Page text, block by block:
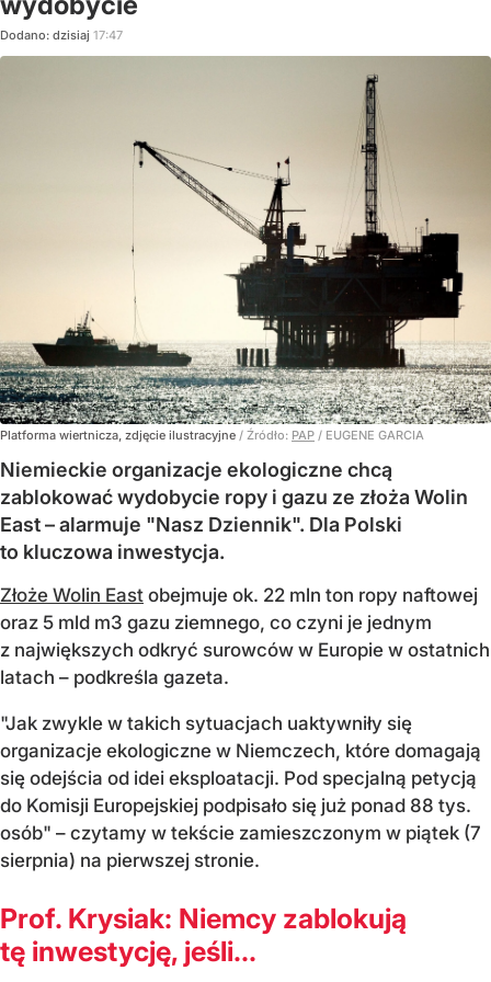
Dodano: dzisiaj 17:47
Platforma wiertnicza, zdjęcie ilustracyjne / Źródło: PAP / EUGENE GARCIA
Niemieckie organizacje ekologiczne chcą
zablokować wydobycie ropy i gazu ze złoża Wolin
East – alarmuje "Nasz Dziennik". Dla Polski
to kluczowa inwestycja.
Złoże Wolin East obejmuje ok. 22 mln ton ropy naftowej
oraz 5 mld m3 gazu ziemnego, co czyni je jednym
z największych odkryć surowców w Europie w ostatnich
latach – podkreśla gazeta.
"Jak zwykle w takich sytuacjach uaktywniły się
organizacje ekologiczne w Niemczech, które domagają
się odejścia od idei eksploatacji. Pod specjalną petycją
do Komisji Europejskiej podpisało się już ponad 88 tys.
osób" – czytamy w tekście zamieszczonym w piątek (7
sierpnia) na pierwszej stronie.
Prof. Krysiak: Niemcy zablokują
tę inwestycję, jeśli...